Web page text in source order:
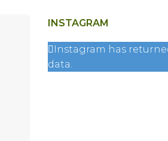
INSTAGRAM
Instagram has
data.